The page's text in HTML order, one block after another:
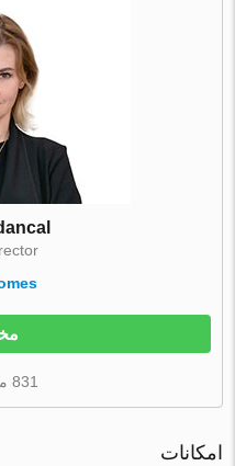
831 ملک بیشتر
امکانات